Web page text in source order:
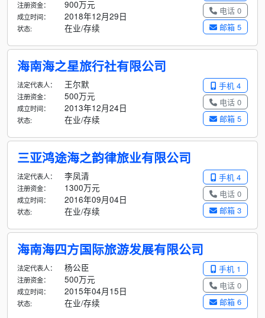
电话 0
邮箱 5
注册资金： 900万元
成立时间： 2018年12月29日
状态: 在业/存续
海南海之星旅行社有限公司
手机 4
电话 0
邮箱 5
法定代表人： 王尔默
注册资金： 500万元
成立时间： 2013年12月24日
状态: 在业/存续
三亚鸿途海之韵律旅业有限公司
手机 4
电话 0
邮箱 3
法定代表人： 李凤清
注册资金： 1300万元
成立时间： 2016年09月04日
状态: 在业/存续
海南海四方国际旅游发展有限公司
手机 1
电话 0
邮箱 6
法定代表人： 杨公臣
注册资金： 500万元
成立时间： 2015年04月15日
状态: 在业/存续